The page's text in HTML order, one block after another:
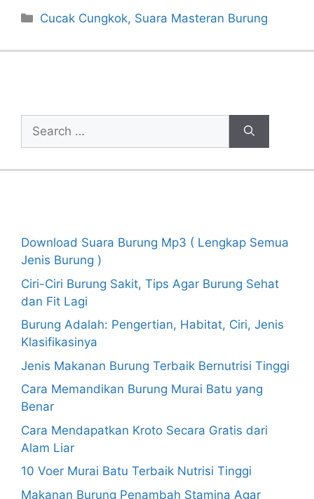
Categories
Cucak Cungkok, Suara Masteran Burung
Search
for:
Download Suara Burung Mp3 ( Lengkap Semua
Jenis Burung )
Ciri-Ciri Burung Sakit, Tips Agar Burung Sehat
dan Fit Lagi
Burung Adalah: Pengertian, Habitat, Ciri, Jenis
Klasifikasinya
Jenis Makanan Burung Terbaik Bernutrisi Tinggi
Cara Memandikan Burung Murai Batu yang
Benar
Cara Mendapatkan Kroto Secara Gratis dari
Alam Liar
10 Voer Murai Batu Terbaik Nutrisi Tinggi
Makanan Burung Penambah Stamina Agar